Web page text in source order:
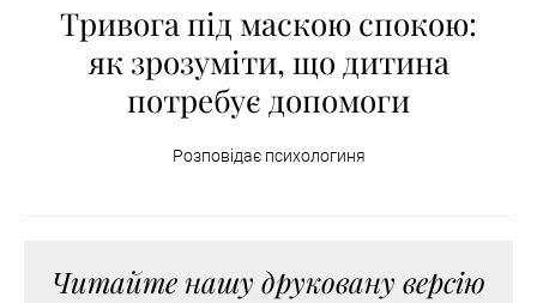
Тривога під маскою спокою:
як зрозуміти, що дитина
потребує допомоги
Розповідає психологиня
Читайте нашу друковану версію